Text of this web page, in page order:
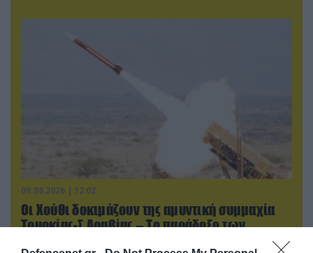
09.08.2026 | 12:02
Οι Χούθι δοκιμάζουν της αμυντική συμμαχία
Τουρκίας-Σ.Αραβίας – Το παράδοξο των